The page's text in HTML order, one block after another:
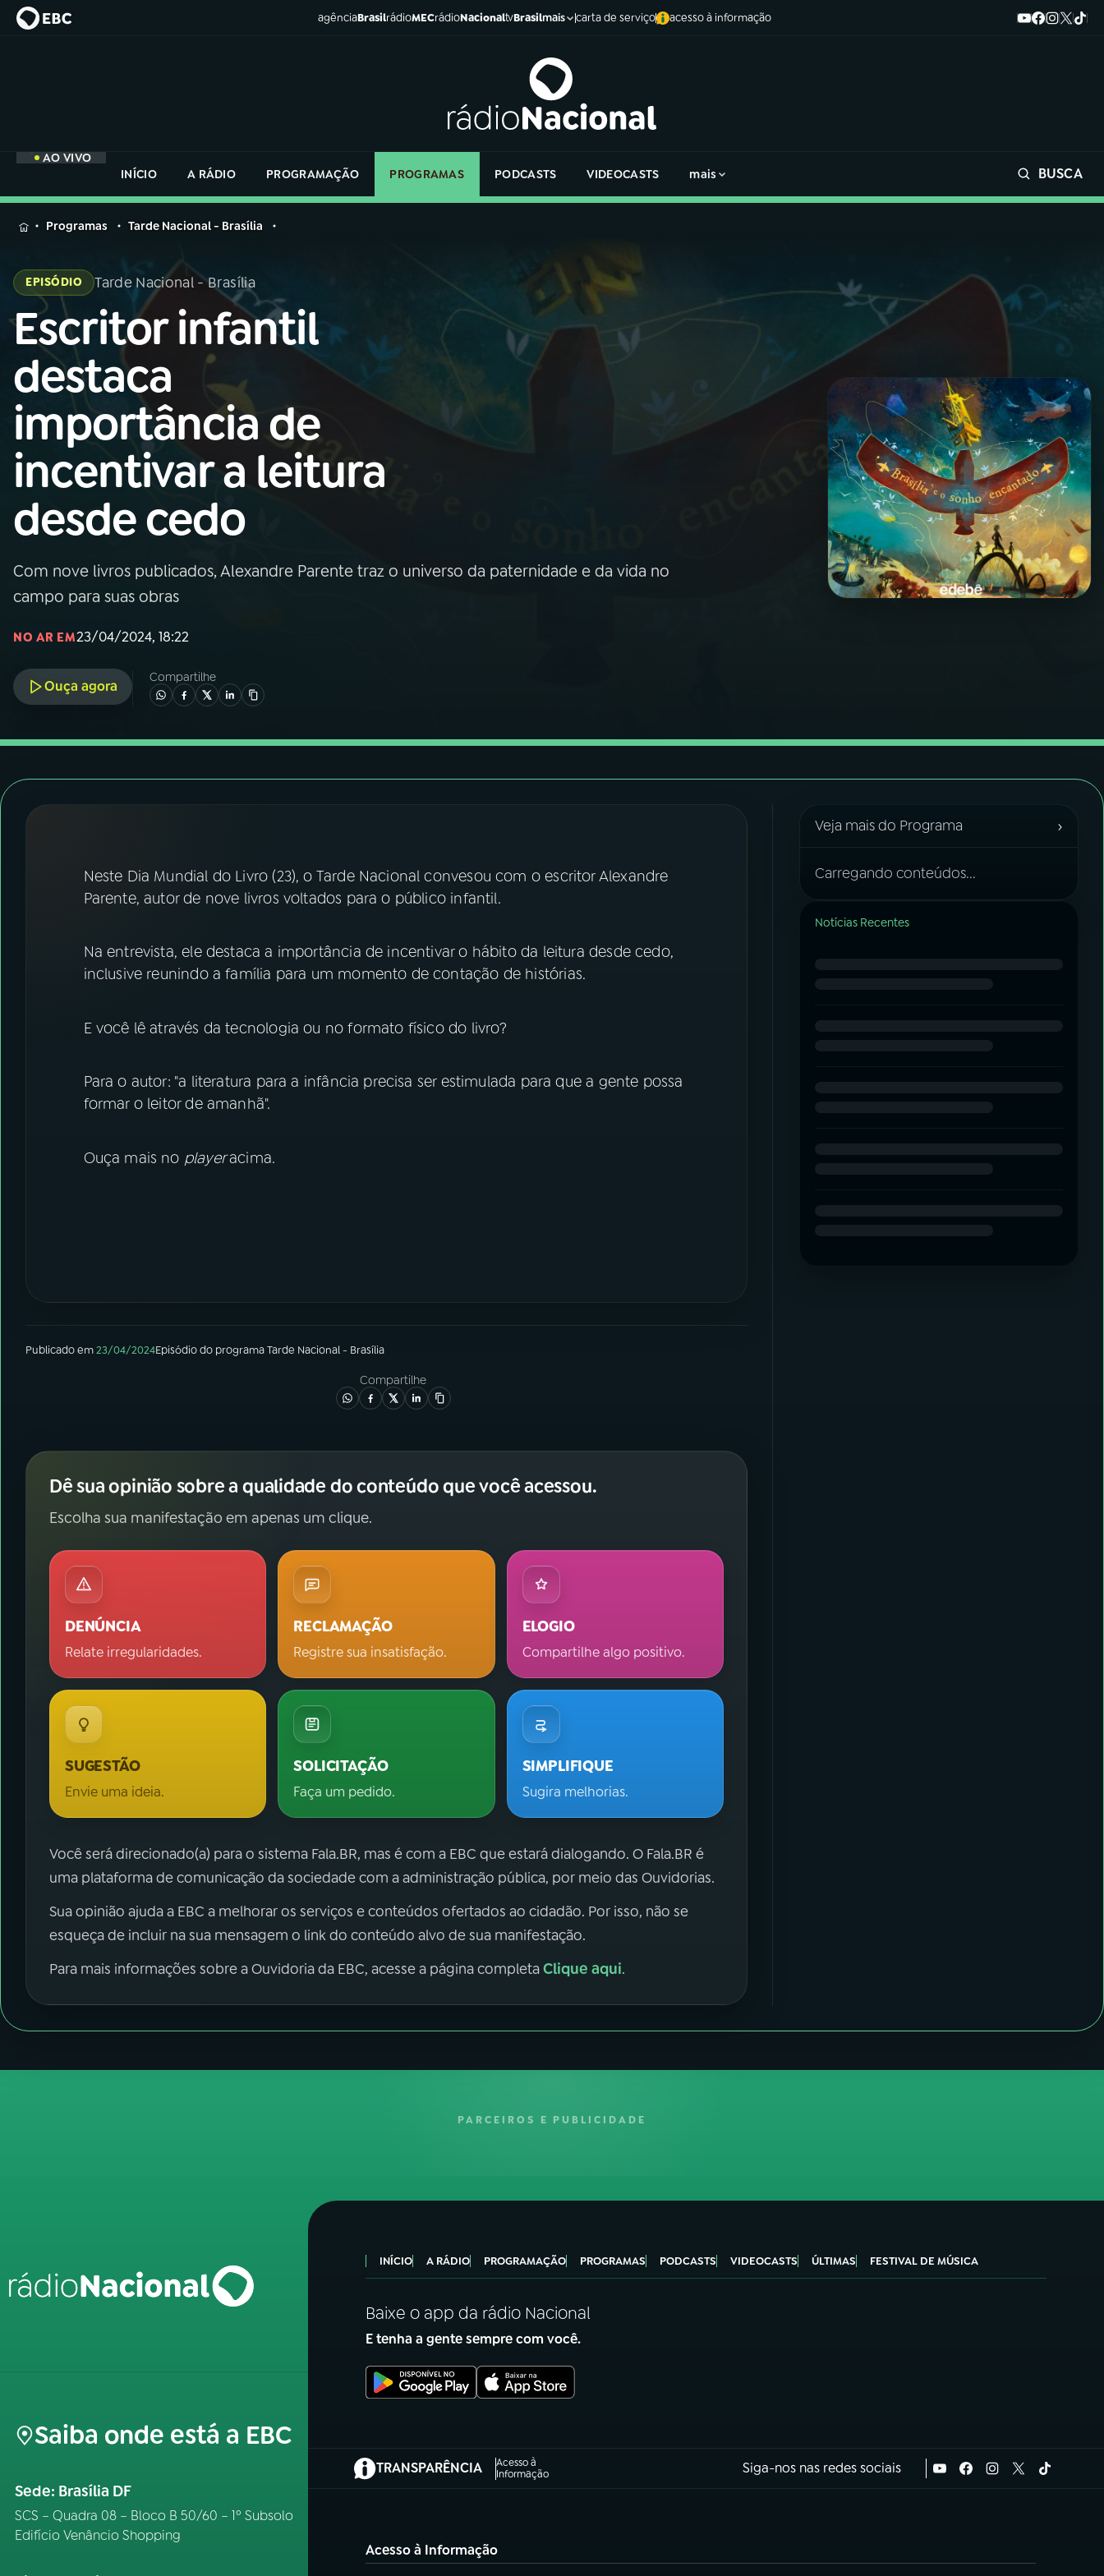
agênciaBrasilrádioMECrádioNacionaltvBrasilmais carta de serviço acesso à informação
AO VIVO
INÍCIO
A RÁDIO PROGRAMAÇÃO PROGRAMAS PODCASTS VIDEOCASTS mais BUSCA
MENU
Buscar
na
Rádio
Nacional
Buscar
01 INÍCIO
02A RÁDIO
03PROGRAMAÇÃO
04PROGRAMAS
05 PODCASTS
06VIDEOCASTS
07ÚLTIMAS
YouTube Facebook
na
Rádio
Nacional
Programas Tarde Nacional - Brasília
EPISÓDIO Tarde Nacional - Brasília
Escritor infantil
destaca
importância de
incentivar a leitura
desde cedo
Com nove livros publicados, Alexandre Parente traz o universo da paternidade e da vida no
campo para suas obras
NO AR EM23/04/2024, 18:22
Ouça agora
Compartilhe
Neste Dia Mundial do Livro (23), o Tarde Nacional convesou com o escritor Alexandre
Parente, autor de nove livros voltados para o público infantil.
Na entrevista, ele destaca a importância de incentivar o hábito da leitura desde cedo,
inclusive reunindo a família para um momento de contação de histórias.
E você lê através da tecnologia ou no formato físico do livro?
Para o autor: "a literatura para a infância precisa ser estimulada para que a gente possa
formar o leitor de amanhã".
Ouça mais no playeracima.
Publicado em23/04/2024Episódiodo programaTarde Nacional - Brasília
Compartilhe
Dê sua opinião sobre a qualidade do conteúdo que você acessou.
Escolha sua manifestação em apenas um clique.
DENÚNCIA
Relate irregularidades.
RECLAMAÇÃO
Registre sua insatisfação.
ELOGIO
Compartilhe algo positivo.
SUGESTÃO
Envie uma ideia.
SOLICITAÇÃO
Faça um pedido.
SIMPLIFIQUE
Sugira melhorias.
Você será direcionado(a) para o sistema Fala.BR, mas é com a EBC que estará dialogando. O Fala.BR é
uma plataforma de comunicação da sociedade com a administração pública, por meio das Ouvidorias.
Sua opinião ajuda a EBC a melhorar os serviços e conteúdos ofertados ao cidadão. Por isso, não se
esqueça de incluir na sua mensagem o link do conteúdo alvo de sua manifestação.
Para mais informações sobre a Ouvidoria da EBC, acesse a página completaClique aqui.
Veja mais do Programa ›
Carregando conteúdos...
Notícias Recentes
PARCEIROS E PUBLICIDADE
Saiba onde está a EBC
Sede: Brasília DF
SCS – Quadra 08 – Bloco B 50/60 – 1º Subsolo
Edifício Venâncio Shopping
INÍCIO A RÁDIO PROGRAMAÇÃO PROGRAMAS PODCASTS VIDEOCASTS ÚLTIMAS FESTIVAL DE MÚSICA
Baixe o app da rádio Nacional
E tenha a gente sempre com você.
TRANSPARÊNCIA
Acesso à
Informação
(abre em nova aba) Siga-nos nas redes sociais
Acesso à Informação